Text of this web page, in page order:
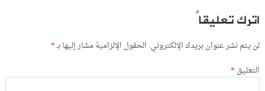
اترك تعليقاً
لن يتم نشر عنوان بريدك الإلكتروني. الحقول الإلزامية مشار إليها بـ*
التعليق *